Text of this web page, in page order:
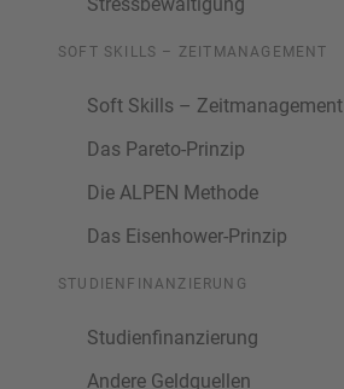
SOFT SKILLS – ZEITMANAGEMENT
Soft Skills – Zeitmanagement
Das Pareto-Prinzip
Die ALPEN Methode
Das Eisenhower-Prinzip
STUDIENFINANZIERUNG
Studienfinanzierung
Andere Geldquellen